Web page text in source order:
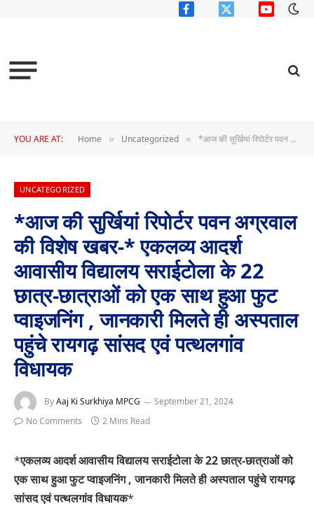
FacebookX
YouTube
YOU ARE AT: Home » Uncategorized » *आज की सुर्खियां रिपोर्टर पवन अग्रवाल की विशेष खबर-* एकलव्य आदर्श आवासीय विद्यालय सराईटोला के 22 छात्र-छात्राओं को एक साथ हुआ फुट प्वाइजनिंग , जानकारी मिलते ही अस्पताल पहुंचे रायगढ़ सांसद एवं पत्थलगांव विधायक
UNCATEGORIZED
*आज की सुर्खियां रिपोर्टर पवन अग्रवाल
की विशेष खबर-* एकलव्य आदर्श
आवासीय विद्यालय सराईटोला के 22
छात्र-छात्राओं को एक साथ हुआ फुट
प्वाइजनिंग , जानकारी मिलते ही अस्पताल
पहुंचे रायगढ़ सांसद एवं पत्थलगांव
विधायक
ByAaj Ki Surkhiya MPCG
September 21, 2024
No Comments
2 Mins Read
*एकलव्य आदर्श आवासीय विद्यालय सराईटोला के 22 छात्र-छात्राओं को
एक साथ हुआ फुट प्वाइजनिंग , जानकारी मिलते ही अस्पताल पहुंचे रायगढ़
सांसद एवं पत्थलगांव विधायक*